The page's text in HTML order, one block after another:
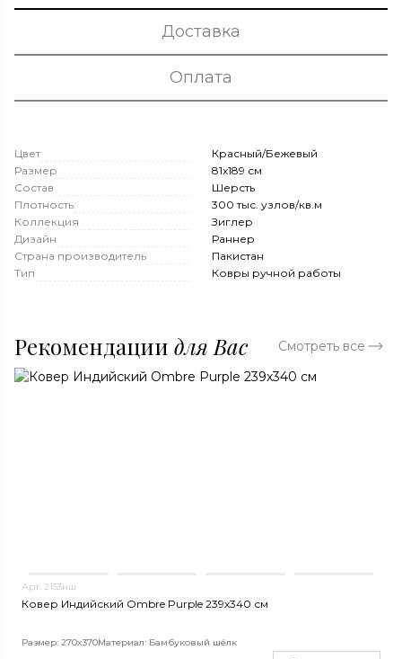
Доставка
Оплата
Цвет
Красный/Бежевый
Размер
81x189 см
Состав
Шерсть
Плотность
300 тыс. узлов/кв.м
Коллекция
Зиглер
Дизайн
Раннер
Страна производитель
Пакистан
Тип
Ковры ручной работы
Рекомендации для Вас Смотреть все
Арт. 2153нш
Ковер Индийский Ombre Purple 239x340 см
Размер: 270x370Материал: Бамбуковый шёлк